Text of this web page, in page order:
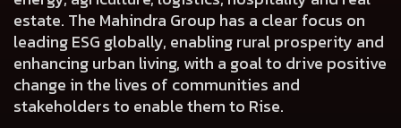
estate. The Mahindra Group has a clear focus on
leading ESG globally, enabling rural prosperity and
enhancing urban living, with a goal to drive positive
change in the lives of communities and
stakeholders to enable them to Rise.